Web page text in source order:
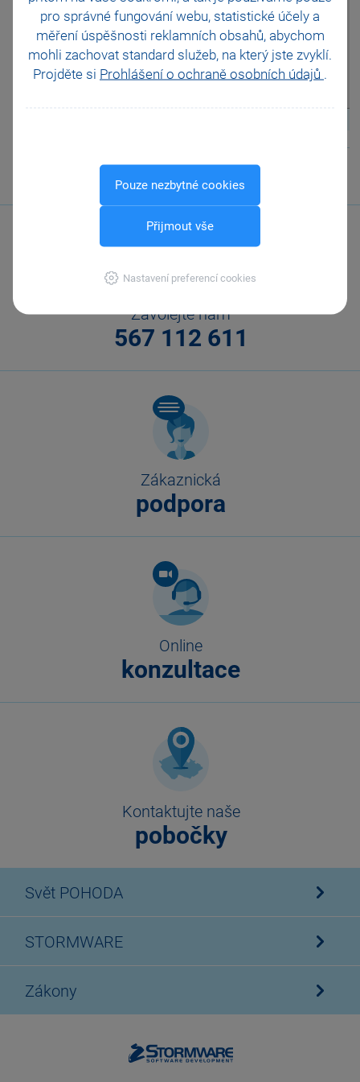
pro správné fungování webu, statistické účely a
měření úspěšnosti reklamních obsahů, abychom
mohli zachovat standard služeb, na který jste zvyklí.
Projděte si Prohlášení o ochraně osobních údajů .
Pouze nezbytné cookies
Přijmout vše
Nastavení preferencí cookies
Platební terminály
Doporučení pro zálohování
Zabezpečení
Příspěvkové organizace
Legislativa od 1. 1. 2024
otázka
Existuje prohlížeč
účetnictví a jak
funguje?
Nahoru
Zavolejte nám
567 112 611
Zákaznická
podpora
Online
konzultace
Kontaktujte naše
pobočky
Svět POHODA
STORMWARE
Zákony